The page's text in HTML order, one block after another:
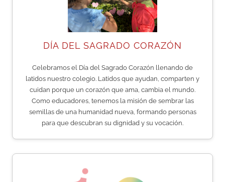
DÍA DEL SAGRADO CORAZÓN
Celebramos el Día del Sagrado Corazón llenando de
latidos nuestro colegio. Latidos que ayudan, comparten y
cuidan porque un corazón que ama, cambia el mundo.
Como educadores, tenemos la misión de sembrar las
semillas de una humanidad nueva, formando personas
para que descubran su dignidad y su vocación.